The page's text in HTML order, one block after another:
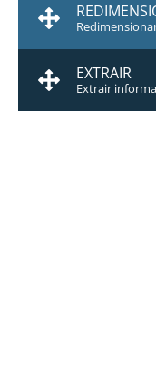
EXTRAIR
Extrair